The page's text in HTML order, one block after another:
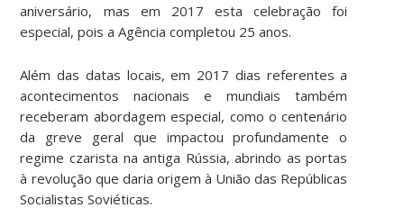
aniversário, mas em 2017 esta celebração foi
especial, pois a Agência completou 25 anos.
Além das datas locais, em 2017 dias referentes a
acontecimentos nacionais e mundiais também
receberam abordagem especial, como o centenário
da greve geral que impactou profundamente o
regime czarista na antiga Rússia, abrindo as portas
à revolução que daria origem à União das Repúblicas
Socialistas Soviéticas.